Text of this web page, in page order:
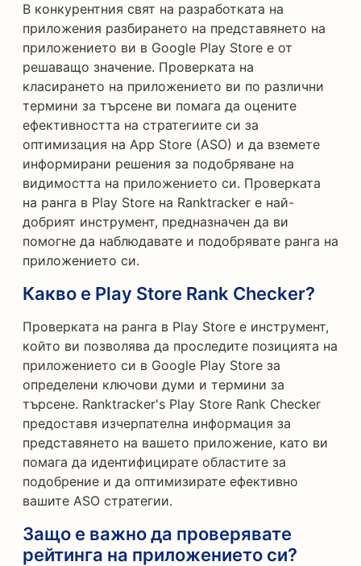
В конкурентния свят на разработката на
приложения разбирането на представянето на
приложението ви в Google Play Store е от
решаващо значение. Проверката на
класирането на приложението ви по различни
термини за търсене ви помага да оцените
ефективността на стратегиите си за
оптимизация на App Store (ASO) и да вземете
информирани решения за подобряване на
видимостта на приложението си. Проверката
на ранга в Play Store на Ranktracker е най-
добрият инструмент, предназначен да ви
помогне да наблюдавате и подобрявате ранга на
приложението си.
Какво е Play Store Rank Checker?
Проверката на ранга в Play Store е инструмент,
който ви позволява да проследите позицията на
приложението си в Google Play Store за
определени ключови думи и термини за
търсене. Ranktracker's Play Store Rank Checker
предоставя изчерпателна информация за
представянето на вашето приложение, като ви
помага да идентифицирате областите за
подобрение и да оптимизирате ефективно
вашите ASO стратегии.
Защо е важно да проверявате
рейтинга на приложението си?